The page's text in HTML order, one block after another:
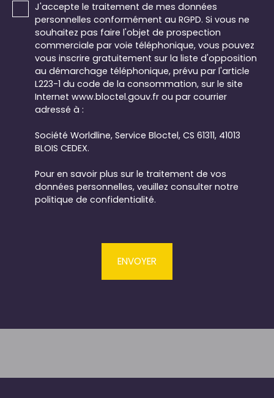
J'accepte le traitement de mes données
personnelles conformément au RGPD. Si vous ne
souhaitez pas faire l'objet de prospection
commerciale par voie téléphonique, vous pouvez
vous inscrire gratuitement sur la liste d'opposition
au démarchage téléphonique, prévu par l'article
L223-1 du code de la consommation, sur le site
Internet www.bloctel.gouv.fr ou par courrier
adressé à :
Société Worldline, Service Bloctel, CS 61311, 41013
BLOIS CEDEX.
Pour en savoir plus sur le traitement de vos
données personnelles, veuillez consulter notre
politique de confidentialité.
ENVOYER